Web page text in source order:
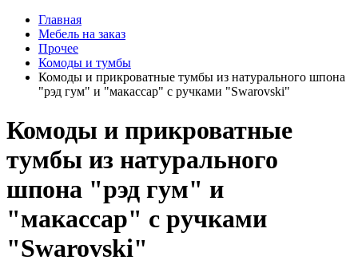
Главная
Мебель на заказ
Прочее
Комоды и тумбы
Комоды и прикроватные тумбы из натурального шпона
"рэд гум" и "макассар" с ручками "Swarovski"
Комоды и прикроватные
тумбы из натурального
шпона "рэд гум" и
"макассар" с ручками
"Swarovski"